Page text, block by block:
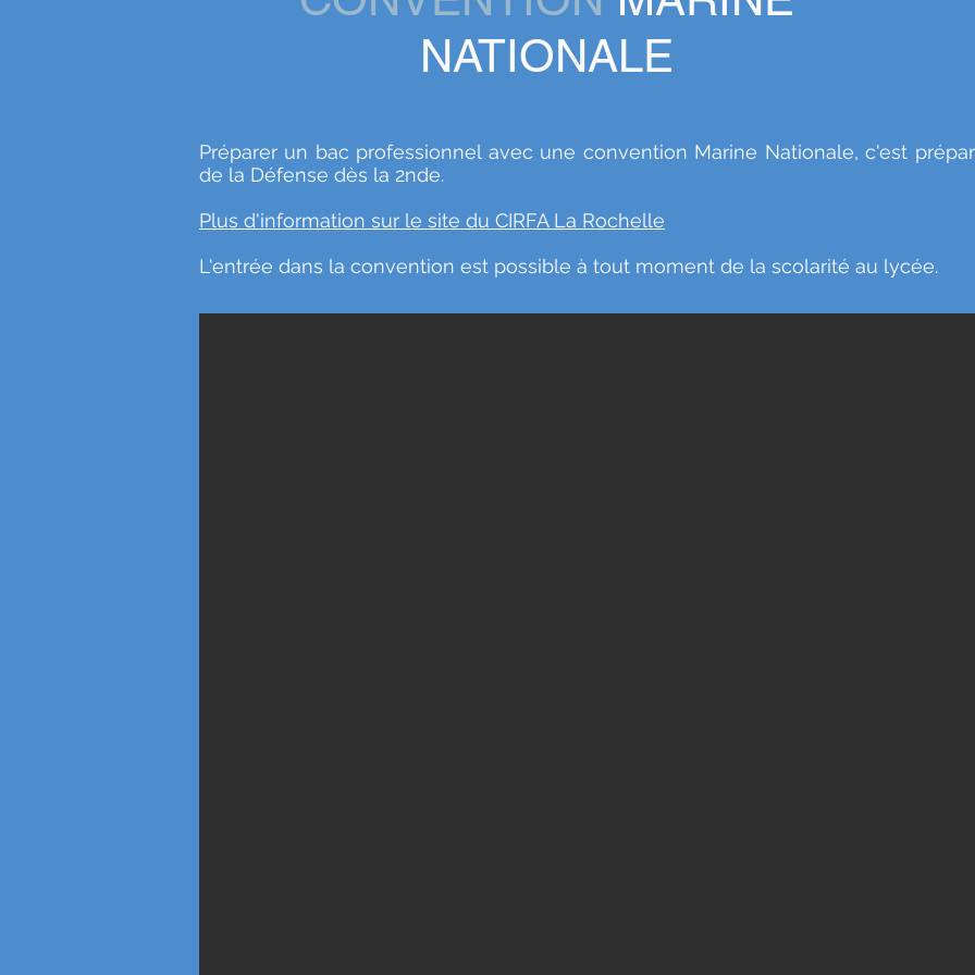
NATIONALE
Préparer un bac professionnel avec une convention Marine Nationale, c'est
de la Défense dès la 2nde.
Plus d'information sur le site du CIRFA La Rochelle
L'entrée dans la convention est possible à tout moment de la scolarité au lycée.